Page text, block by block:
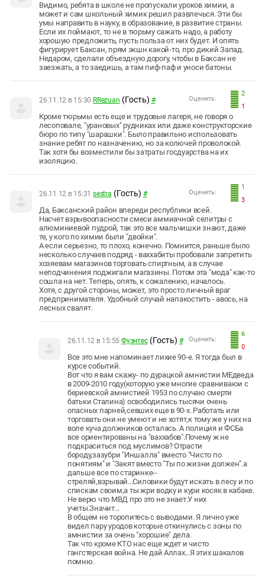
Видимо, ребята в школе не пропускали уроков химии, а
может и сам школьный химик решил развлечься. Эти бы
умы направить в науку, в образование, в развитие страны.
Если их поймают, то не в тюрьму сажать надо, а работу
хорошую предложить, пусть польза от них будет. И опять
фигурирует Баксан, прям экшн какой-то, про дикий Запад.
Недаром, сделали объездную дорогу, чтобы в Баксан не
заезжать, а то заедишь, а там пиф-паф и уноси батоны.
2
1
Оценить:
26.11.12 в 15:30 RRezuan (Гость) #
Кроме тюрьмы есть еще и трудовые лагеря, не говоря о
лесоповале, "урановых" рудниках или даже конструкторские
бюро по типу "шарашки". Было правильно использовать
знание ребят по назначению, но за колючей проволокой.
Так хотя бы возместили бы затраты госдуарства на их
изоляцию.
1
3
Оценить:
26.11.12 в 15:31 sestra (Гость) #
Да, Баксанский район впереди республики всей.
Насчет взрывоопасности смеси аммиачной селитры с
алюминиевой пудрой, так это все мальчишки знают, даже
те, у кого по химии были "двойки".
А если серьезно, то плохо, конечно. Помнится, раньше было
несколько случаев подряд - ваххабиты пробовали запретить
хозяевам магазинов торговать спиртным, а в случае
неподчинения поджигали магазины. Потом эта "мода" как-то
сошла на нет. Теперь, опять, к сожалению, началось.
Хотя, с другой стороны, может, это просто личный враг
предпринимателя. Удобный случай напакостить - авось, на
лесных свалят.
6
0
Оценить:
26.11.12 в 15:55 Фуэнтес (Гость) #
Все это мне напоминает лихие 90-е. Я тогда был в
курсе событий.
Вот что я вам скажу- по дурацкой амнистии МЕдведа
в 2009-2010 году(которую уже многие сравниваюи с
бериевской амнистией 1953 по случаю смерти
батьки Сталина) освободились тысячи очень
опасных парней,севших еще в 90-х. Работать или
торговать они не умеют и не хотят,к тому же у них на
воле куча должников осталась. А полиция и ФСБа
все ориентированы на "ваххабов".Почему ж не
подкраситься под муслимов? Отрасти
бороду,зазубри "Иншалла" вместо "Чисто по
понятиям" и "Закят вместо "Ты по жизни должен".а
дальше все по старинке--
стреляй,взрывай...Силовики будут искать в лесу и по
спискам своим,а ты жри водку и кури косяк в кабаке.
Не верю что МВД про это не знает.У них
учеты.Значит...
В общем не торопитесь с выводами. Я лично уже
видел пару уродов которые откинулись с зоны по
амнистии за очень "хорошие" дела.
Так что кроме КТО нас еще ждет и чисто
гангстерская война. Не дай Аллах...Я этих шакалов
помню.